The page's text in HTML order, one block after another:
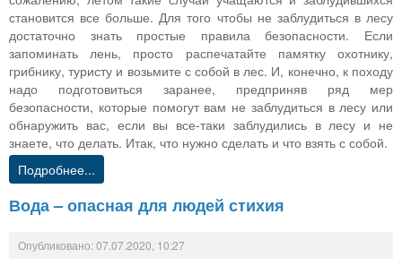
становится все больше. Для того чтобы не заблудиться в лесу
достаточно знать простые правила безопасности. Если
запоминать лень, просто распечатайте памятку охотнику,
грибнику, туристу и возьмите с собой в лес. И, конечно, к походу
надо подготовиться заранее, предприняв ряд мер
безопасности, которые помогут вам не заблудиться в лесу или
обнаружить вас, если вы все-таки заблудились в лесу и не
знаете, что делать. Итак, что нужно сделать и что взять с собой.
Подробнее...
Вода – опасная для людей стихия
Опубликовано: 07.07.2020, 10:27